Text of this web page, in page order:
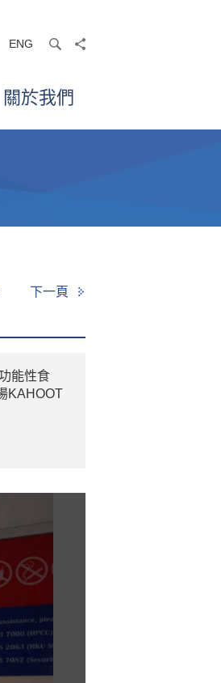
ENG searchshare
關於我們
下一頁
能性食
KAHOOT